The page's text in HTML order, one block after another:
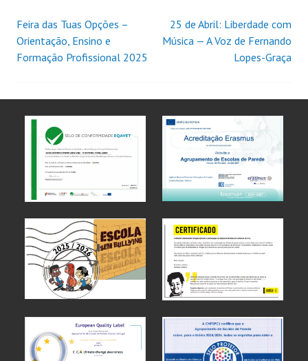
Feira das Tuas Opções –
Orientação, Ensino e
Formação Profissional 2025
25 de Abril: Liberdade com
Música — A Voz de Fernando
Lopes-Graça